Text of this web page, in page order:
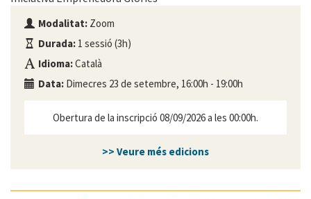
Modalitat: Zoom
Durada: 1 sessió (3h)
Idioma:Català
Data: Dimecres 23 de setembre, 16:00h - 19:00h
Obertura de la inscripció 08/09/2026 a les 00:00h.
>> Veure més edicions